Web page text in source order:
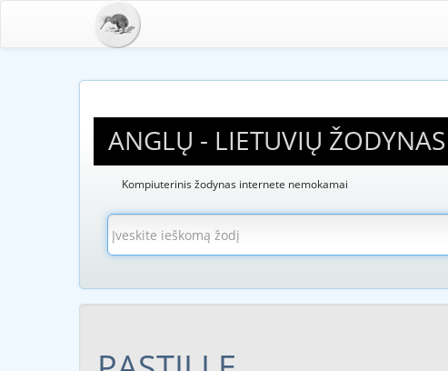
ANGLŲ - LIETUVIŲ ŽODYNAS
Kompiuterinis žodynas internete nemokamai